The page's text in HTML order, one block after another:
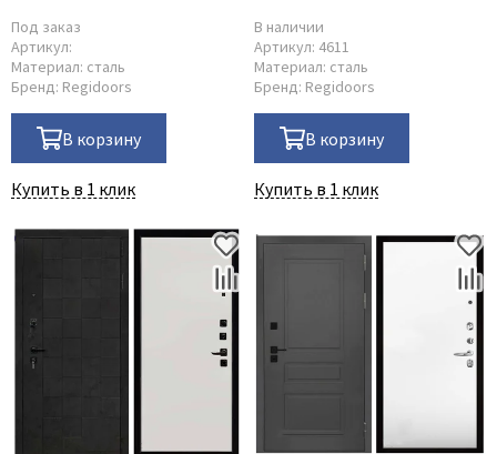
Под заказ
Артикул:
Материал: сталь
Бренд: Regidoors
В корзину
Купить в 1 клик
В наличии
Артикул: 4611
Материал: сталь
Бренд: Regidoors
В корзину
Купить в 1 клик